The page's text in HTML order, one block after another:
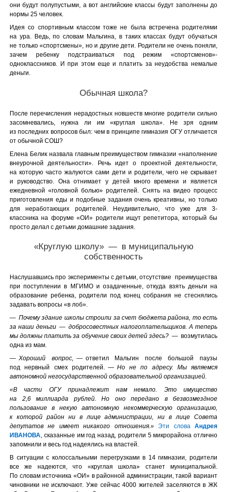
они будут полупустыми, а вот английские классы будут заполнены до
нормы 25 человек.
Идея со спортивным классом тоже не была встречена родителями
на ура. Ведь, по словам Мальгина, в таких классах будут обучаться
не только «спортсмены», но и другие дети. Родители не очень поняли,
зачем ребенку подстраиваться под режим «спортсменов»-
одноклассников. И при этом еще и платить за неудобства немалые
деньги.
Обычная школа?
После перечисления нерадостных новшеств многие родители сильно
засомневались, нужна ли им «круглая школа». Не зря одним
из последних вопросов был: чем в принципе гимназия ОГУ отличается
от обычной СОШ?
Елена Белик назвала главным преимуществом гимназии «наполнение
внеурочной деятельности». Речь идет о проектной деятельности,
на которую часто жалуются сами дети и родители, чего не скрывает
и руководство. Она отнимает у детей много времени и является
ежедневной «головной болью» родителей. Снять на видео процесс
приготовления еды и подобные задания очень креативны, но только
для неработающих родителей. Неудивительно, что уже для 3-
классника на форуме «ОИ» родители ищут репетитора, который бы
просто делал с детьми домашние задания.
«Круглую школу» — в муниципальную
собственность
Наслушавшись про эксперименты с детьми, отсутствие преимущества
при поступлении в МГИМО и озадаченные, откуда взять деньги на
образование ребенка, родители под конец собрания не стеснялись
задавать вопросы «в лоб».
— Почему здание школы строили за счет бюджета района, то есть
за наши деньги — добросовестных налогоплательщиков. А теперь
мы должны платить за обучение своих детей здесь? — возмутилась
одна из мам.
— Хороший вопрос, — ответил Мальгин после большой паузы
под нервный смех родителей. — Но не по адресу. Мы являемся
автономной негосударственной образовательной организацией.
«В части ОГУ принадлежит нам немало. Это имущество
на 2,6 миллиарда рублей. Но оно передано в безвозмездное
пользование в некую автономную некоммерческую организацию,
к которой район ни в лице администрации, ни в лице Совета
депутатов не имеет никакого отношения.»
Эти словаАндрея
ИВАНОВА, сказанные им год назад, родители 5 микрорайона отлично
запомнили и весь год надеялись на властей.
В ситуации с колоссальными перегрузками в 14 гимназии, родители
все же надеются, что «круглая школа» станет муниципальной.
По словам источника «ОИ» в районной администрации, такой вариант
чиновники не исключают. Уже сейчас 4000 жителей заселяются в ЖК